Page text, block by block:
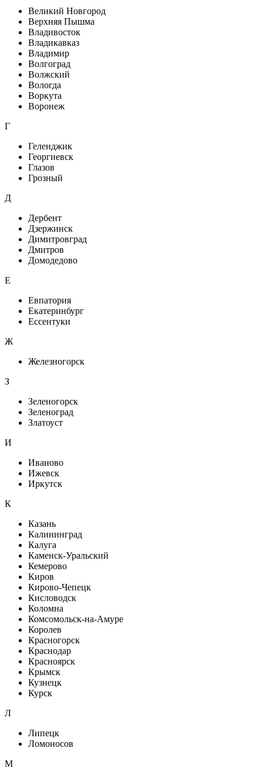
Великий Новгород
Верхняя Пышма
Владивосток
Владикавказ
Владимир
Волгоград
Волжский
Вологда
Воркута
Воронеж
Г
Геленджик
Георгиевск
Глазов
Грозный
Д
Дербент
Дзержинск
Димитровград
Дмитров
Домодедово
Е
Евпатория
Екатеринбург
Ессентуки
Ж
Железногорск
З
Зеленогорск
Зеленоград
Златоуст
И
Иваново
Ижевск
Иркутск
К
Казань
Калининград
Калуга
Каменск-Уральский
Кемерово
Киров
Кирово-Чепецк
Кисловодск
Коломна
Комсомольск-на-Амуре
Королев
Красногорск
Краснодар
Красноярск
Крымск
Кузнецк
Курск
Л
Липецк
Ломоносов
М